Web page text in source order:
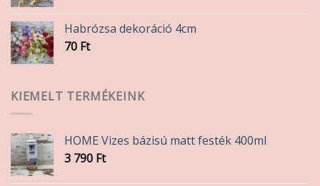
Habrózsa dekoráció 4cm
70 Ft
KIEMELT TERMÉKEINK
HOME Vizes bázisú matt festék 400ml
3 790 Ft